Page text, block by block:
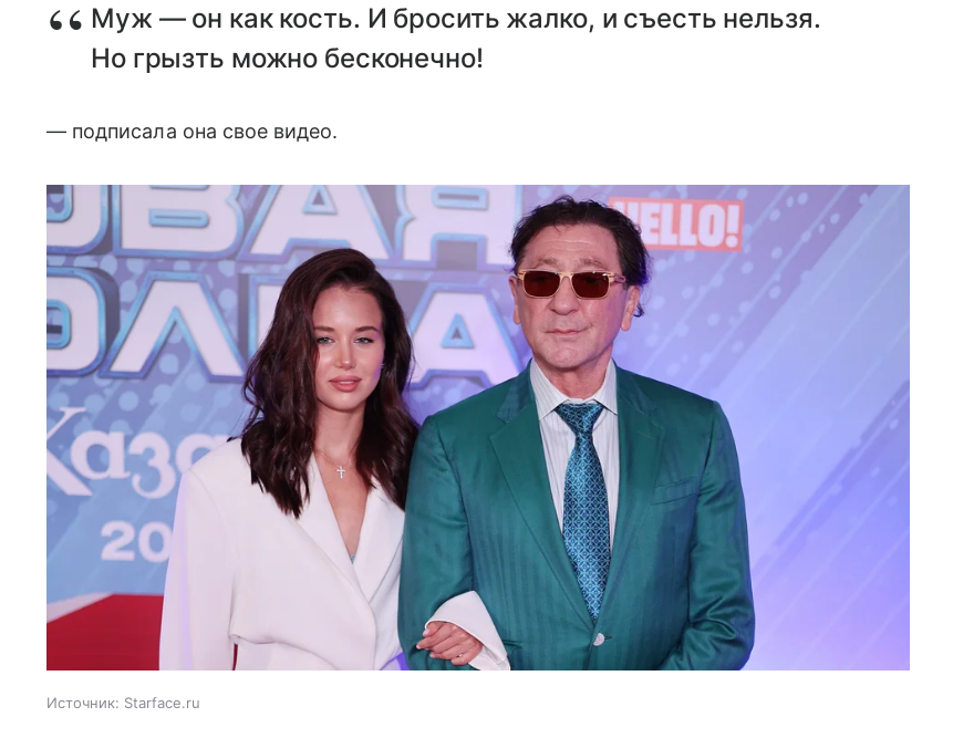
Муж — он как кость. И бросить жалко, и съесть нельзя.
Но грызть можно бесконечно!
— подписала она свое видео.
Источник: Starface.ru